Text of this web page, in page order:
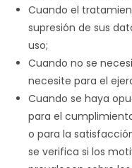
Cuando el
supresión de sus
uso;
Cuando no se
necesite para el
Cuando se haya
para el
o para la
se verifica si los